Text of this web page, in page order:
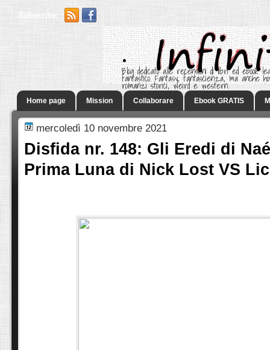
Subscribe:
.
Blog dedicato alle recensioni di libri ed ebook
fantastico. Fantasy, fantascienza, ma anche
romanzi storici, weird e western.
Home page Mission Collaborare Ebook GRATIS
mercoledì 10 novembre 2021
Disfida nr. 148: Gli Eredi di
Prima Luna di Nick Lost VS